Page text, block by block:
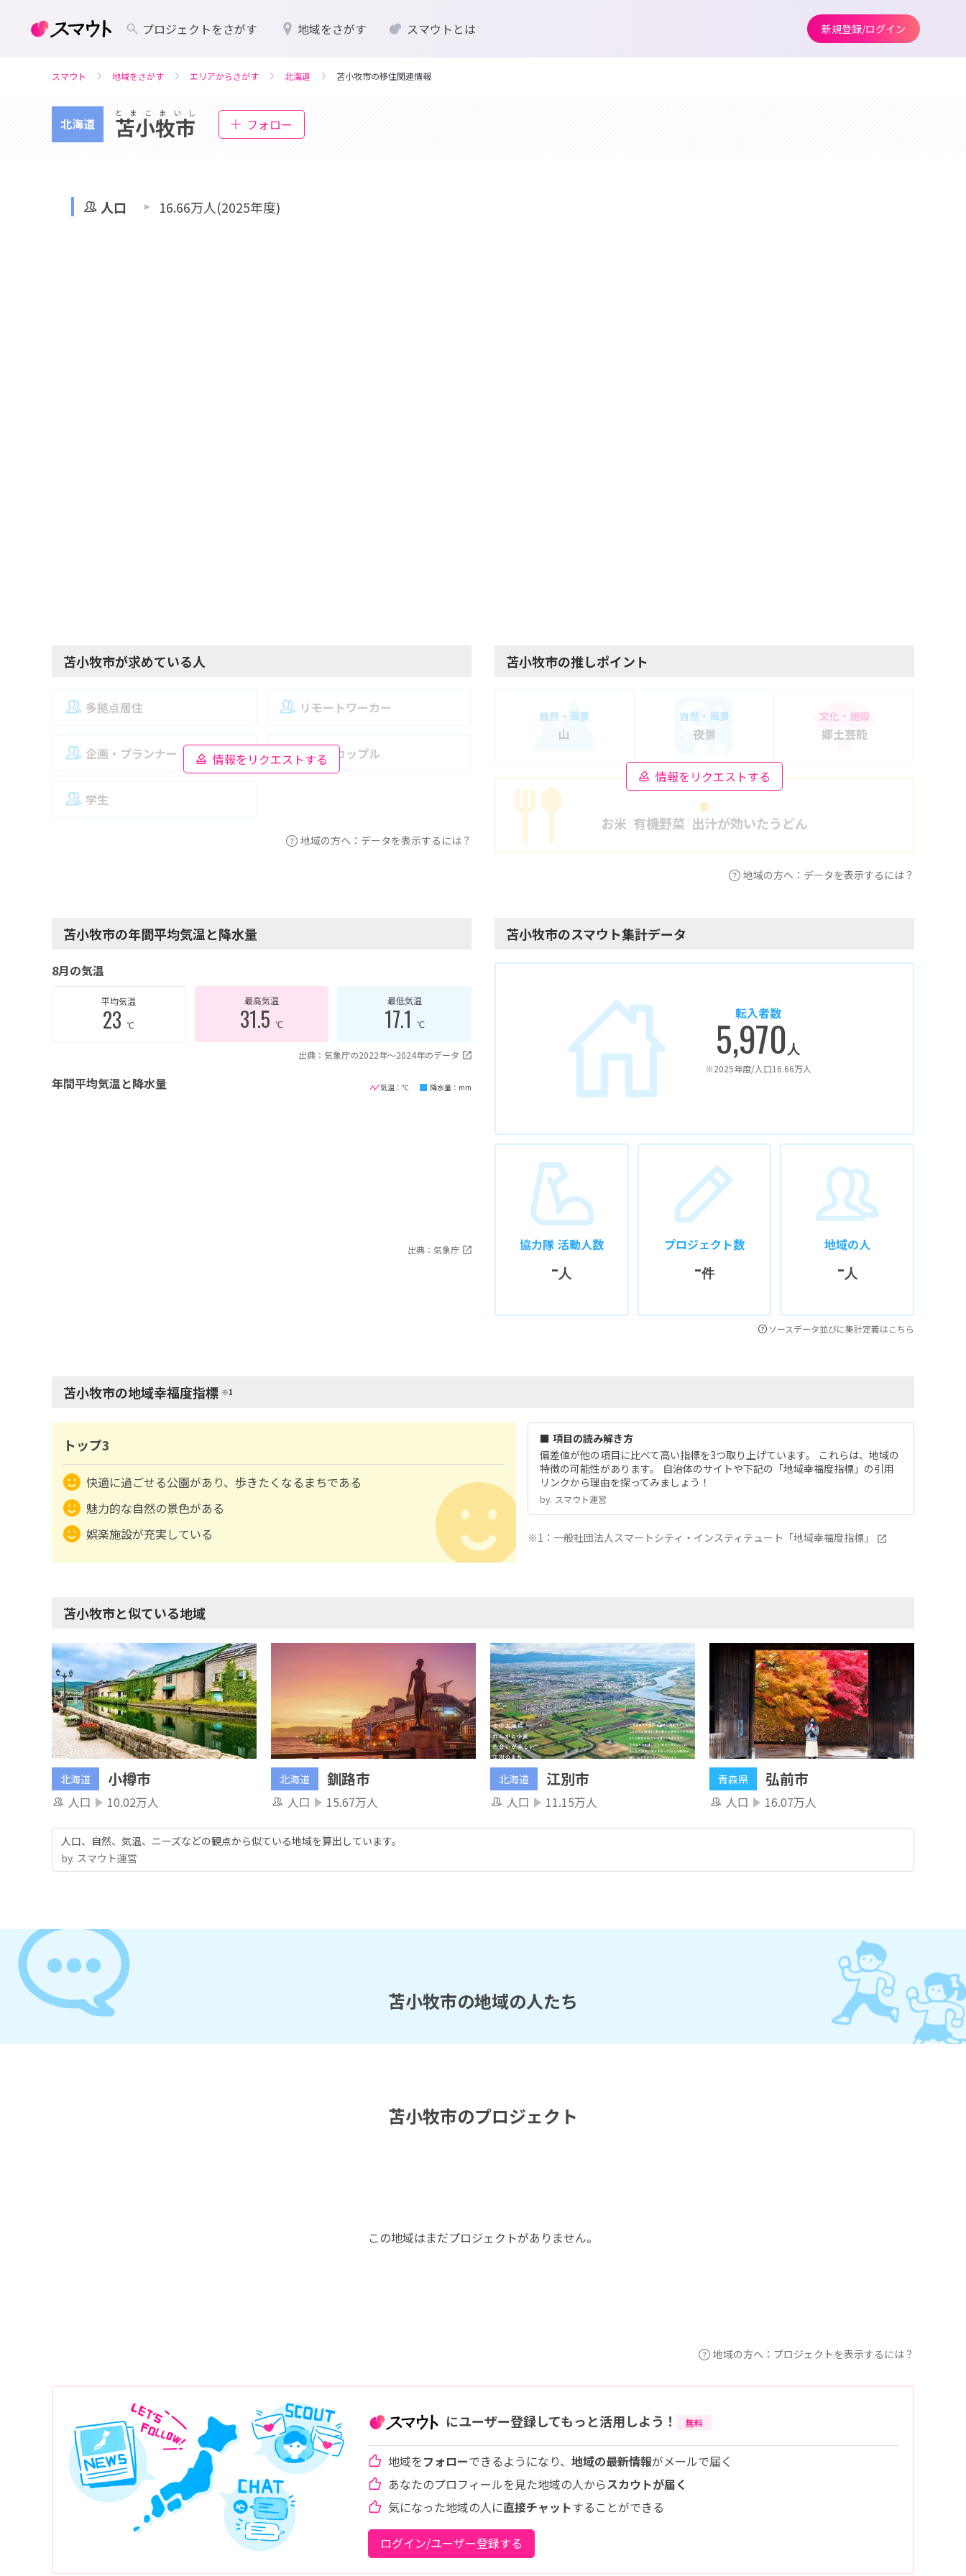
プロジェクトをさがす 地域をさがす スマウトとは 新規登録/ログイン
スマウト 地域をさがす エリアからさがす 北海道 苫小牧市の移住関連情報
北海道
とまこまいし
苫小牧市 フォロー
人口 16.66万人(2025年度)
苫小牧市が求めている人
情報をリクエストする
多拠点居住 リモートワーカー
企画・プランナー 夫婦・カップル
学生
地域の方へ：データを表示するには？
苫小牧市の推しポイント
情報をリクエストする
自然・風景
山
自然・風景
夜景
文化・施設
郷土芸能
食
お米 有機野菜 出汁が効いたうどん
地域の方へ：データを表示するには？
苫小牧市の年間平均気温と降水量
8月の気温
平均気温
23℃
最高気温
31.5 ℃
最低気温
17.1 ℃
出典：気象庁の2022年〜2024年のデータ
年間平均気温と降水量 気温：℃ 降水量：mm
出典：気象庁
苫小牧市のスマウト集計データ
転入者数
5,970人
※2025年度/人口16.66万人
協力隊 活動人数
-人
プロジェクト数
-件
地域の人
-人
ソースデータ並びに集計定義はこちら
苫小牧市の地域幸福度指標 ※1
トップ3
快適に過ごせる公園があり、歩きたくなるまちである
魅力的な自然の景色がある
娯楽施設が充実している
■ 項目の読み解き方
偏差値が他の項目に比べて高い指標を3つ取り上げています。 これらは、地域の
特徴の可能性があります。 自治体のサイトや下記の「地域幸福度指標」の引用
リンクから理由を探ってみましょう！
by.︎ スマウト運営
※1：一般社団法人スマートシティ・インスティテュート「地域幸福度指標」
苫小牧市と似ている地域
北海道 小樽市
人口 10.02万人
北海道 釧路市
人口 15.67万人
北海道 江別市
人口 11.15万人
青森県 弘前市
人口 16.07万人
人口、自然、気温、ニーズなどの観点から似ている地域を算出しています。
by.︎ スマウト運営
苫小牧市の地域の人たち
苫小牧市のプロジェクト
この地域はまだプロジェクトがありません。
地域の方へ：プロジェクトを表示するには？
にユーザー登録してもっと活用しよう！ 無料
地域をフォローできるようになり、 地域の最新情報がメールで届く
あなたのプロフィールを見た地域の人からスカウトが届く
気になった地域の人に直接チャットすることができる
ログイン/ユーザー登録する